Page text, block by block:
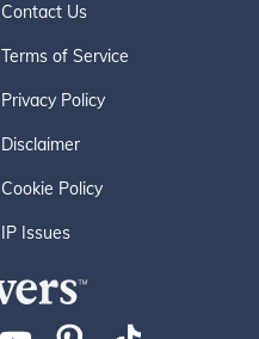
Contact Us
Terms of Service
Privacy Policy
Disclaimer
Cookie Policy
IP Issues